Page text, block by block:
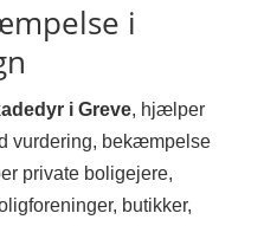
i
i Greve, hjælper
vurdering, bekæmpelse
private boligejere,
butikker,